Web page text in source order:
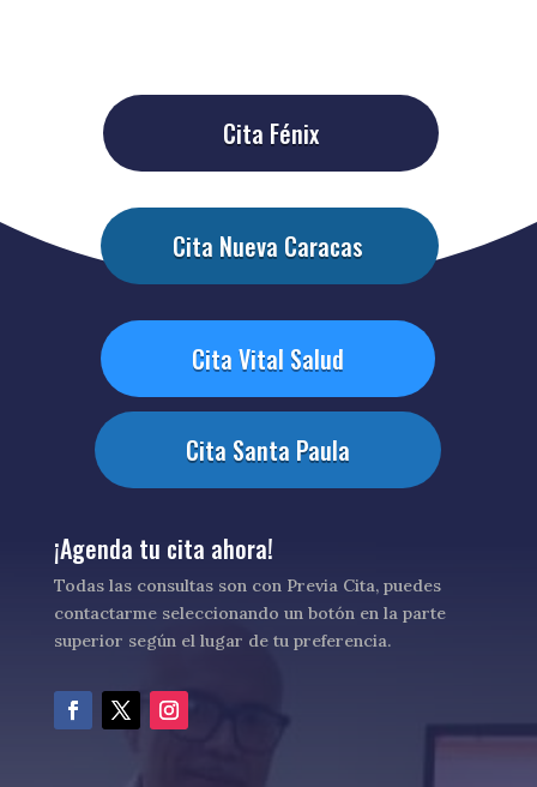
Cita Fénix
Cita Nueva Caracas
Cita Vital Salud
Cita Santa Paula
¡Agenda tu cita ahora!
Todas las consultas son con Previa Cita, puedes
contactarme seleccionando un botón en la parte
superior según el lugar de tu preferencia.